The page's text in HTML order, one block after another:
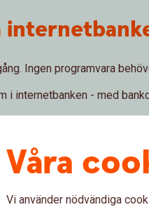
Ingen programvara
i internetbanken - med
sig på olika platser
Våra
Vi använder nödvändiga